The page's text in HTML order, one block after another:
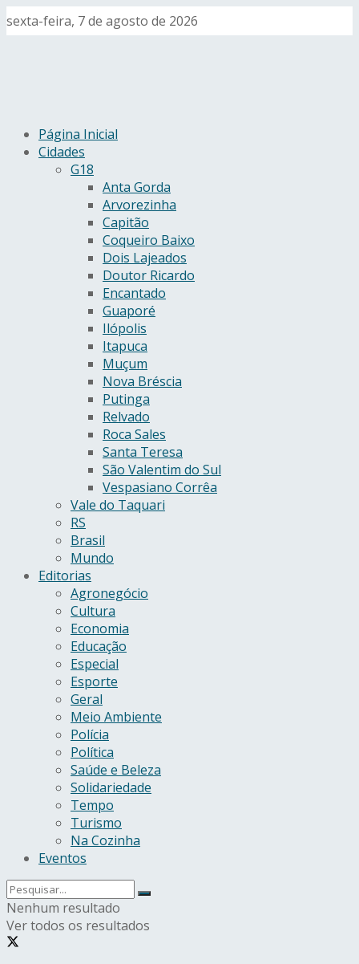
sexta-feira, 7 de agosto de 2026
Página Inicial
Cidades
G18
Anta Gorda
Arvorezinha
Capitão
Coqueiro Baixo
Dois Lajeados
Doutor Ricardo
Encantado
Guaporé
Ilópolis
Itapuca
Muçum
Nova Bréscia
Putinga
Relvado
Roca Sales
Santa Teresa
São Valentim do Sul
Vespasiano Corrêa
Vale do Taquari
RS
Brasil
Mundo
Editorias
Agronegócio
Cultura
Economia
Educação
Especial
Esporte
Geral
Meio Ambiente
Polícia
Política
Saúde e Beleza
Solidariedade
Tempo
Turismo
Na Cozinha
Eventos
Nenhum resultado
Ver todos os resultados